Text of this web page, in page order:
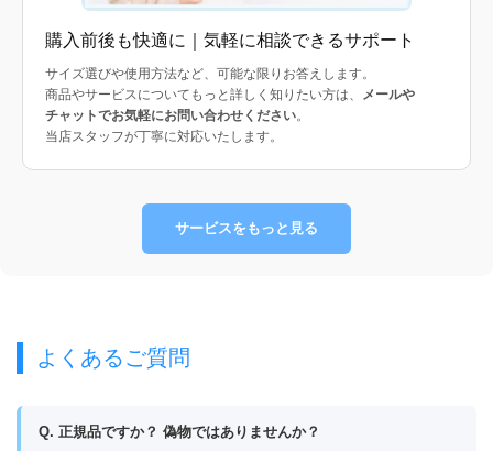
購入前後も快適に｜気軽に相談できるサポート
サイズ選びや使用方法など、可能な限りお答えします。
商品やサービスについてもっと詳しく知りたい方は、
メールや
チャットでお気軽にお問い合わせください。
当店スタッフが丁寧に対応いたします。
サービスをもっと見る
よくあるご質問
Q. 正規品ですか？ 偽物ではありませんか？